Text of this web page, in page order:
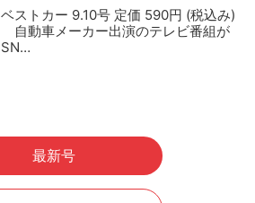
ベストカー 9.10号 定価 590円 (税込み)
自動車メーカー出演のテレビ番組が
SN…
最新号